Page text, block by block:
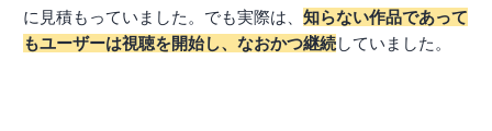
に見積もっていました。でも実際は、 知らない作品であって
もユーザーは視聴を開始し、なおかつ継続していました。